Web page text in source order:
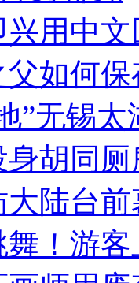
用中
父如何
”无锡
胡同
陆台
！游客